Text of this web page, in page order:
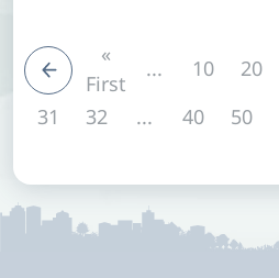
«
First
... 10 20
31
32 ... 40 50